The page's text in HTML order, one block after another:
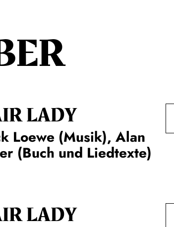
LADY
Loewe (Musik), Alan
(Buch und Liedtexte)
LADY